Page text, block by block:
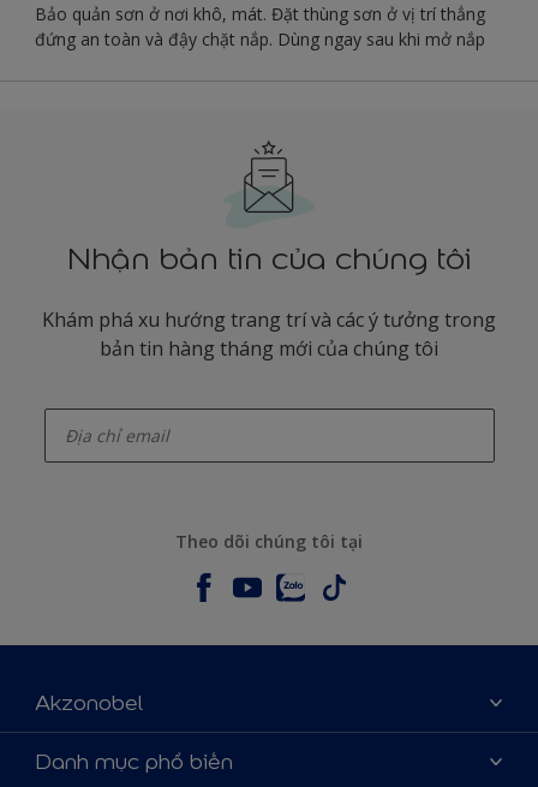
Bảo quản sơn ở nơi khô, mát. Đặt thùng sơn ở vị trí thẳng
đứng an toàn và đậy chặt nắp. Dùng ngay sau khi mở nắp
Nhận bản tin của chúng tôi
Khám phá xu hướng trang trí và các ý tưởng trong
bản tin hàng tháng mới của chúng tôi
Theo dõi chúng tôi tại
Akzonobel
Giới thiệu về AkzoNobel
Danh mục phổ biến